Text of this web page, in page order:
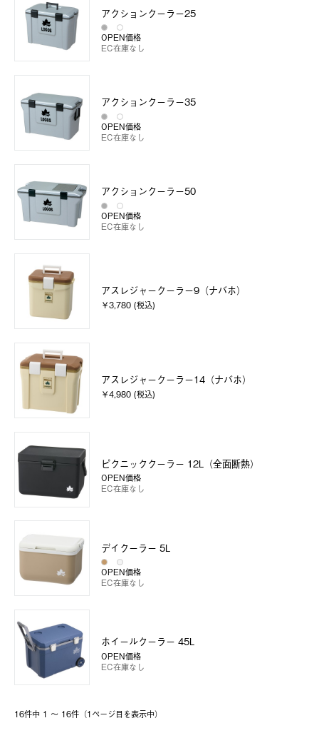
アクションクーラー25
OPEN価格
EC在庫なし
アクションクーラー35
OPEN価格
EC在庫なし
アクションクーラー50
OPEN価格
EC在庫なし
アスレジャークーラー9（ナバホ）
￥3,780 (税込)
アスレジャークーラー14（ナバホ）
￥4,980 (税込)
ピクニッククーラー 12L（全面断熱）
OPEN価格
EC在庫なし
デイクーラー 5L
OPEN価格
EC在庫なし
ホイールクーラー 45L
OPEN価格
EC在庫なし
16件中 1 〜 16件（1ページ⽬を表⽰中）